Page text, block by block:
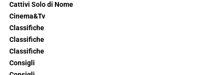
Cattivi Solo di Nome
Cinema&Tv
Classifiche
Classifiche
Classifiche
Consigli